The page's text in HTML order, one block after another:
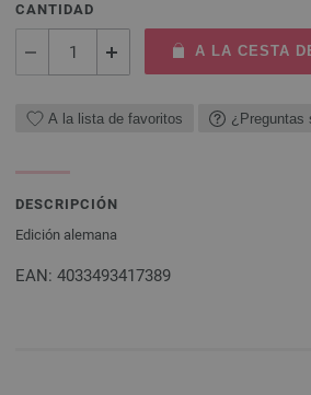
CANTIDAD
A LA CESTA
A la lista de favoritos ¿Preguntas
DESCRIPCIÓN
Edición alemana
EAN: 4033493417389